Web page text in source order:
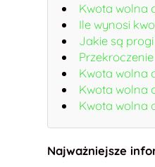
Kwota wolna
Ile wynosi
Jakie są
Kwota wolna
Kwota wolna
Kwota wolna
Najważniejsze